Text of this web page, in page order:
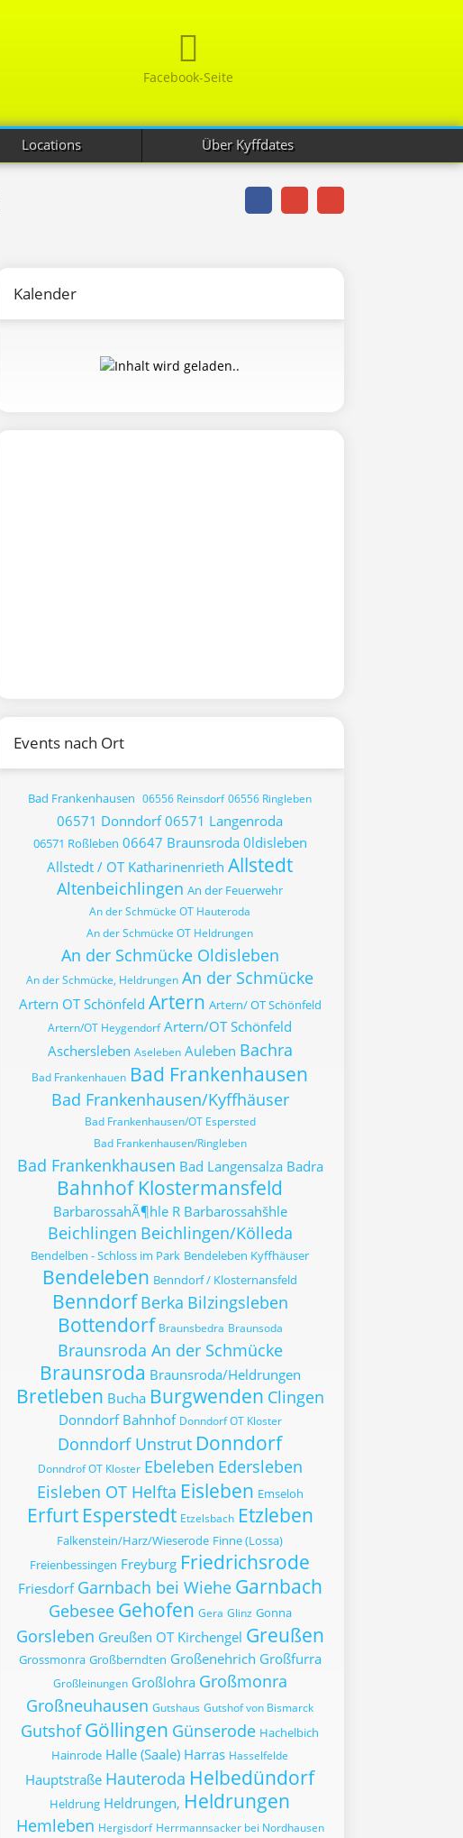
Facebook-Seite
Locations Über Kyffdates
Kalender
Events nach Ort
Bad Frankenhausen 06556 Reinsdorf 06556 Ringleben
06571 Donndorf 06571 Langenroda
06571 Roßleben 06647 Braunsroda 0ldisleben
Allstedt / OT Katharinenrieth Allstedt
Altenbeichlingen An der Feuerwehr
An der Schmücke OT Hauteroda
An der Schmücke OT Heldrungen
An der Schmücke Oldisleben
An der Schmücke, Heldrungen An der Schmücke
Artern OT Schönfeld Artern Artern/ OT Schönfeld
Artern/OT Heygendorf Artern/OT Schönfeld
Aschersleben Aseleben Auleben Bachra
Bad Frankenhauen Bad Frankenhausen
Bad Frankenhausen/Kyffhäuser
Bad Frankenhausen/OT Espersted
Bad Frankenhausen/Ringleben
Bad Frankenkhausen Bad Langensalza Badra
Bahnhof Klostermansfeld
BarbarossahÃ¶hle R Barbarossahšhle
Beichlingen Beichlingen/Kölleda
Bendelben - Schloss im Park Bendeleben Kyffhäuser
Bendeleben Benndorf / Klosternansfeld
Benndorf Berka Bilzingsleben
Bottendorf Braunsbedra Braunsoda
Braunsroda An der Schmücke
Braunsroda Braunsroda/Heldrungen
Bretleben Bucha Burgwenden Clingen
Donndorf Bahnhof Donndorf OT Kloster
Donndorf Unstrut Donndorf
Donndrof OT Kloster Ebeleben Edersleben
Eisleben OT Helfta Eisleben Emseloh
Erfurt Esperstedt Etzelsbach Etzleben
Falkenstein/Harz/Wieserode Finne (Lossa)
Freienbessingen Freyburg Friedrichsrode
Friesdorf Garnbach bei Wiehe Garnbach
Gebesee Gehofen Gera Glinz Gonna
Gorsleben Greußen OT Kirchengel Greußen
Grossmonra Großberndten Großenehrich Großfurra
Großleinungen Großlohra Großmonra
Großneuhausen Gutshaus Gutshof von Bismarck
Gutshof Göllingen Günserode Hachelbich
Hainrode Halle (Saale) Harras Hasselfelde
Hauptstraße Hauteroda Helbedündorf
Heldrung Heldrungen, Heldrungen
Hemleben Hergisdorf Herrmannsacker bei Nordhausen